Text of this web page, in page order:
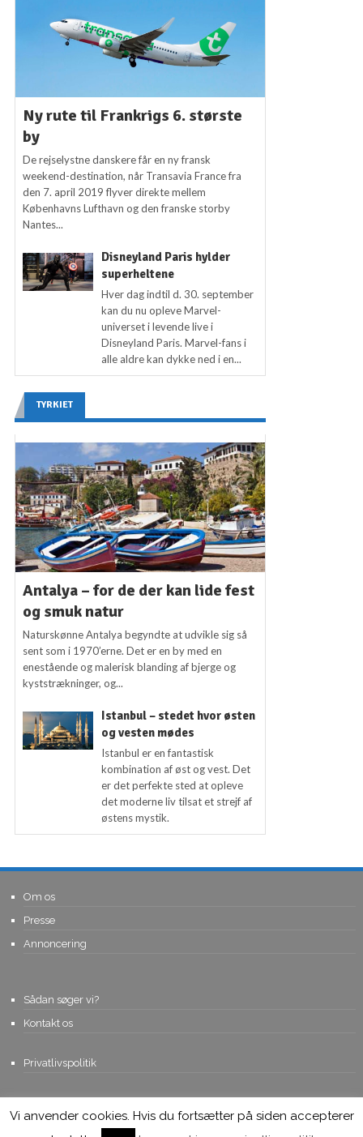
Ny rute til Frankrigs 6. største
by
De rejselystne danskere får en ny fransk
weekend-destination, når Transavia France fra
den 7. april 2019 flyver direkte mellem
Københavns Lufthavn og den franske storby
Nantes...
Disneyland Paris hylder
superheltene
Hver dag indtil d. 30. september
kan du nu opleve Marvel-
universet i levende live i
Disneyland Paris. Marvel-fans i
alle aldre kan dykke ned i en...
TYRKIET
Antalya – for de der kan lide fest
og smuk natur
Naturskønne Antalya begyndte at udvikle sig så
sent som i 1970’erne. Det er en by med en
enestående og malerisk blanding af bjerge og
kyststrækninger, og...
Istanbul – stedet hvor østen
og vesten mødes
Istanbul er en fantastisk
kombination af øst og vest. Det
er det perfekte sted at opleve
det moderne liv tilsat et strejf af
østens mystik.
Om os
Presse
Annoncering
Sådan søger vi?
Kontakt os
Privatlivspolitik
© Copyright 2015, Viviro.com ApS- Alle rettigheder forbeholdes. Vi
tager forbehold for fejlagtige priser.
Vi anvender cookies. Hvis du fortsætter på siden accepterer